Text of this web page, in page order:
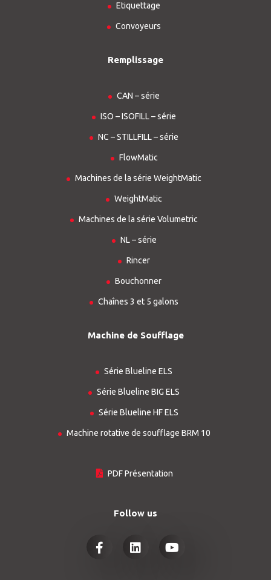
Etiquettage
Convoyeurs
Remplissage
CAN – série
ISO – ISOFILL – série
NC – STILLFILL – série
FlowMatic
Machines de la série WeightMatic
WeightMatic
Machines de la série Volumetric
NL – série
Rincer
Bouchonner
Chaînes 3 et 5 galons
Machine de Soufflage
Série Blueline ELS
Série Blueline BIG ELS
Série Blueline HF ELS
Machine rotative de soufflage BRM 10
PDF Présentation
Follow us